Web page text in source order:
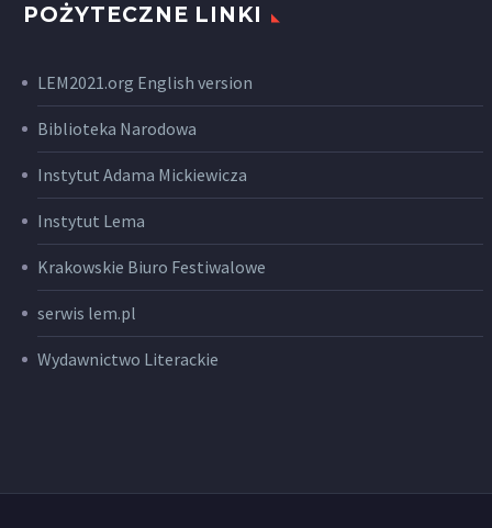
POŻYTECZNE LINKI
LEM2021.org English version
Biblioteka Narodowa
Instytut Adama Mickiewicza
Instytut Lema
Krakowskie Biuro Festiwalowe
serwis lem.pl
Wydawnictwo Literackie